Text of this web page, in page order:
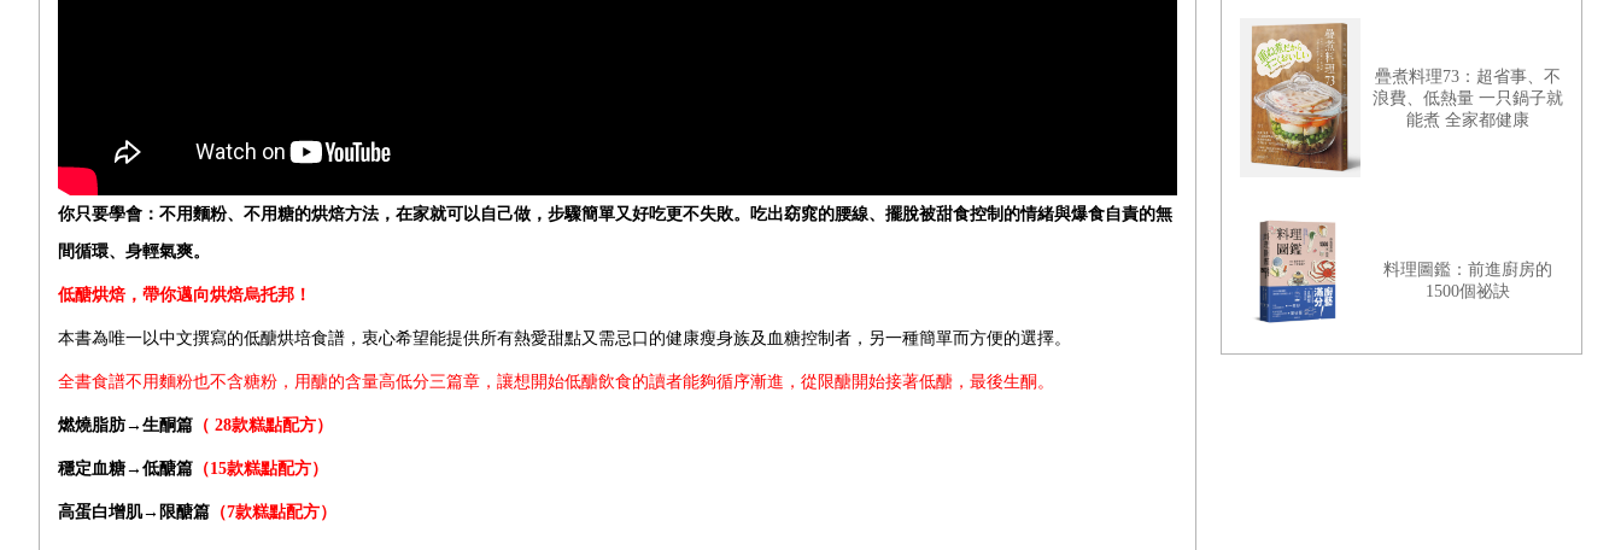
你只要學會：不用麵粉、不用糖的烘焙方法，在家就可以自己做，步驟簡單又好吃更不失敗。吃出窈窕的腰線、擺脫被甜食控制的情緒與爆食自責的無
間循環、身輕氣爽。
低醣烘焙，帶你邁向烘焙烏托邦！
本書為唯一以中文撰寫的低醣烘培食譜，衷心希望能提供所有熱愛甜點又需忌口的健康瘦身族及血糖控制者，另一種簡單而方便的選擇。
全書食譜不用麵粉也不含糖粉，用醣的含量高低分三篇章 ，讓想開始低醣飲食的讀者能夠循序漸進，從限醣開始接著低醣，最後生酮。
燃燒脂肪→ 生酮篇 （ 28款糕點配方）
穩定血糖→ 低醣篇 （15款糕點配方）
高蛋白增肌→ 限醣篇 （7款糕點配方）
疊煮料理73：超省事、不
浪費、低熱量 一只鍋子就
能煮 全家都健康
料理圖鑑：前進廚房的
1500個祕訣